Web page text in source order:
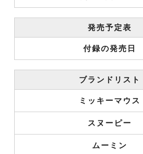
発売予定表
付録の発売日
ブランドリスト
ミッキーマウス
スヌーピー
ムーミン